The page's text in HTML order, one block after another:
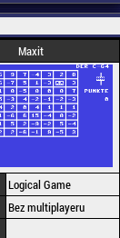
Maxit
Logical Game
Bez multiplayeru